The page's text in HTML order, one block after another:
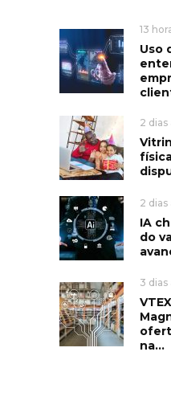
13
Uso
2 dias
2 dias
IA
do
3 dias
na...